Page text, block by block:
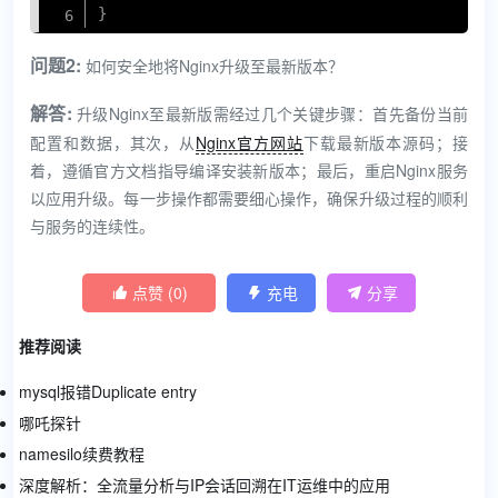
}
问题2: 如何安全地将Nginx升级至最新版本？
解答: 升级Nginx至最新版需经过几个关键步骤：首先备份当前
配置和数据，其次，从 Nginx官方网站下载最新版本源码；接
着，遵循官方文档指导编译安装新版本；最后，重启Nginx服务
以应用升级。每一步操作都需要细心操作，确保升级过程的顺利
与服务的连续性。
 点赞 (0)  充电  分享
推荐阅读
mysql报错Duplicate entry
哪吒探针
namesilo续费教程
深度解析：全流量分析与IP会话回溯在IT运维中的应用